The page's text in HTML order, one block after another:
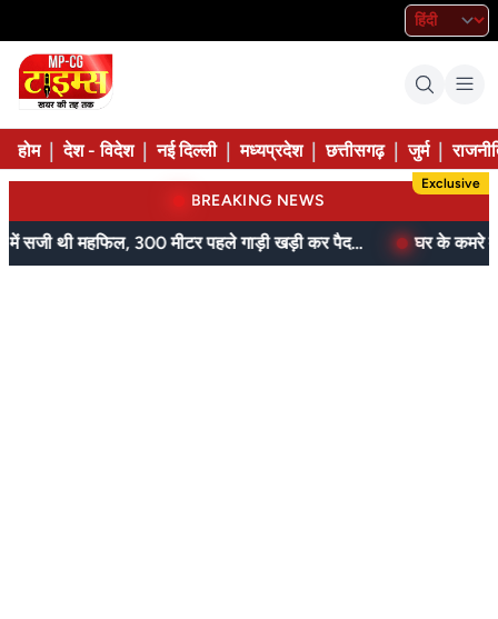
होम देश - विदेश नई दिल्ली मध्यप्रदेश छत्तीसगढ़ जुर्म
BREAKING NEWS
Exclusive
आम के बगीचे में सजी थी महफिल, 300 मीटर पहले गाड़ी खड़ी कर पैदल पहुंची पुलिस घर के कमरे में